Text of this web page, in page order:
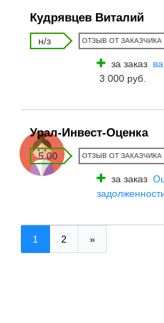
Кудрявцев Виталий
н/з ОТЗЫВ ОТ ЗАКАЗЧИКА
за заказ
3 000 руб.
Урал-Инвест-Оценка
5.00 ОТЗЫВ ОТ ЗАКАЗЧИКА
за заказ
1 2 »